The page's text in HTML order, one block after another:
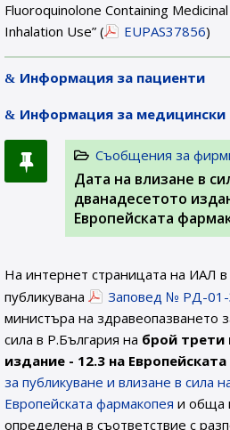
Fluoroquinolone Containing
Inhalation Use” (
EUPAS37856)
Информация за пациенти
Информация за медицински
Съобщения за
Дата на влизане в
дванадесетото
Европейската
На интернет страницата на ИАЛ в
публикувана
Заповед № РД-01-
министъра на здравеопазването
сила в Р.България на брой трети
издание - 12.3 на
за публикуване и влизане в сила
Европейската фармакопея и обща
определена в съответствие с